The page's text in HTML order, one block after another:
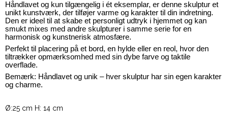
Håndlavet og kun tilgængelig i ét eksemplar, er denne skulptur et
unikt kunstværk, der tilføjer varme og karakter til din indretning.
Den er ideel til at skabe et personligt udtryk i hjemmet og kan
smukt mixes med andre skulpturer i samme serie for en
harmonisk og kunstnerisk atmosfære.
Perfekt til placering på et bord, en hylde eller en reol, hvor den
tiltrækker opmærksomhed med sin dybe farve og taktile
overflade.
Bemærk: Håndlavet og unik – hver skulptur har sin egen karakter
og charme.
Ø:25 cm H: 14 cm